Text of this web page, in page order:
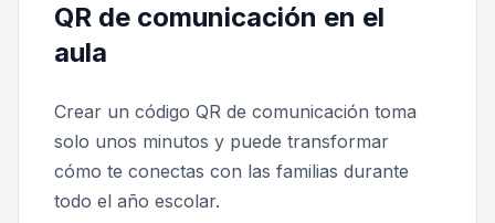
QR de comunicación en el
aula
Crear un código QR de comunicación toma
solo unos minutos y puede transformar
cómo te conectas con las familias durante
todo el año escolar.